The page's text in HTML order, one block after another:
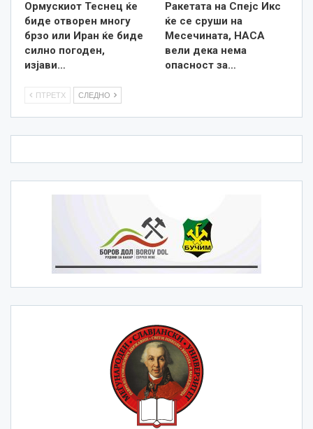
Ормускиот Теснец ќе
биде отворен многу
брзо или Иран ќе биде
силно погоден,
изјави…
Ракетата на Спејс Икс
ќе се сруши на
Месечината, НАСА
вели дека нема
опасност за…
ПТРЕТХ СЛЕДНО